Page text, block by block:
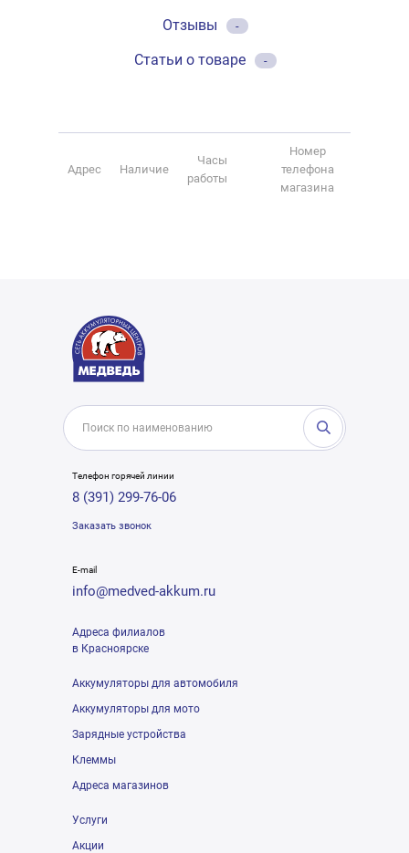
Отзывы
-
Статьи о товаре -
Адрес Наличие
Часы
работы
Номер
телефона
магазина
Телефон горячей линии
8 (391) 299-76-06
Заказать звонок
E-mail
info@medved-akkum.ru
Адреса филиалов
в Красноярске
Аккумуляторы для автомобиля
Аккумуляторы для мото
Зарядные устройства
Клеммы
Адреса магазинов
Услуги
Акции